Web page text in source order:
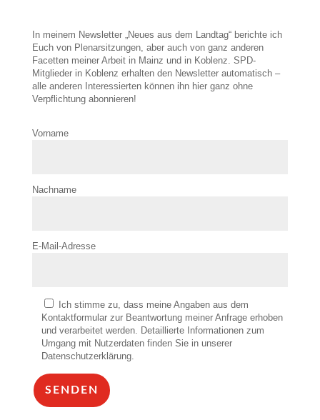
In meinem Newsletter „Neues aus dem Landtag“ berichte ich
Euch von Plenarsitzungen, aber auch von ganz anderen
Facetten meiner Arbeit in Mainz und in Koblenz. SPD-
Mitglieder in Koblenz erhalten den Newsletter automatisch –
alle anderen Interessierten können ihn hier ganz ohne
Verpflichtung abonnieren!
Vorname
Nachname
E-Mail-Adresse
Ich stimme zu, dass meine Angaben aus dem
Kontaktformular zur Beantwortung meiner Anfrage erhoben
und verarbeitet werden. Detaillierte Informationen zum
Umgang mit Nutzerdaten finden Sie in unserer
Datenschutzerklärung.
SENDEN